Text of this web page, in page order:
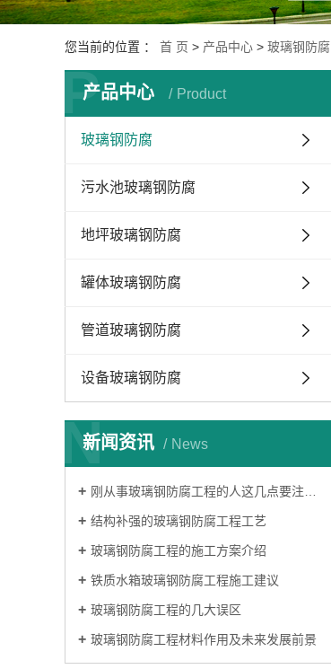
您当前的位置 ： 首 页 > 产品中心 > 玻璃钢防腐
产品中心 Product
P
玻璃钢防腐
污水池玻璃钢防腐
地坪玻璃钢防腐
罐体玻璃钢防腐
管道玻璃钢防腐
设备玻璃钢防腐
新闻资讯 News
N
刚从事玻璃钢防腐工程的人这几点要注意了
结构补强的玻璃钢防腐工程工艺
玻璃钢防腐工程的施工方案介绍
铁质水箱玻璃钢防腐工程施工建议
玻璃钢防腐工程的几大误区
玻璃钢防腐工程材料作用及未来发展前景